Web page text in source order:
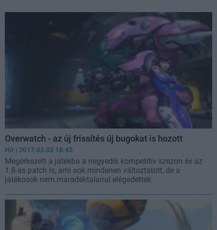
Overwatch - az új frissítés új bugokat is hozott
Hír | 2017.03.02 18:45
Megérkezett a játékba a negyedik kompetitív szezon és az
1.8-as patch is, ami sok mindenen változtatott, de a
játékosok nem maradéktalanul elégedettek.